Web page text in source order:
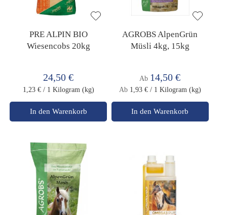
PRE ALPIN BIO
Wiesencobs 20kg
24,50 €
1,23 € / 1 Kilogram (kg)
In den Warenkorb
AGROBS AlpenGrün
Müsli 4kg, 15kg
Ab 14,50 €
Ab 1,93 € / 1 Kilogram (kg)
In den Warenkorb